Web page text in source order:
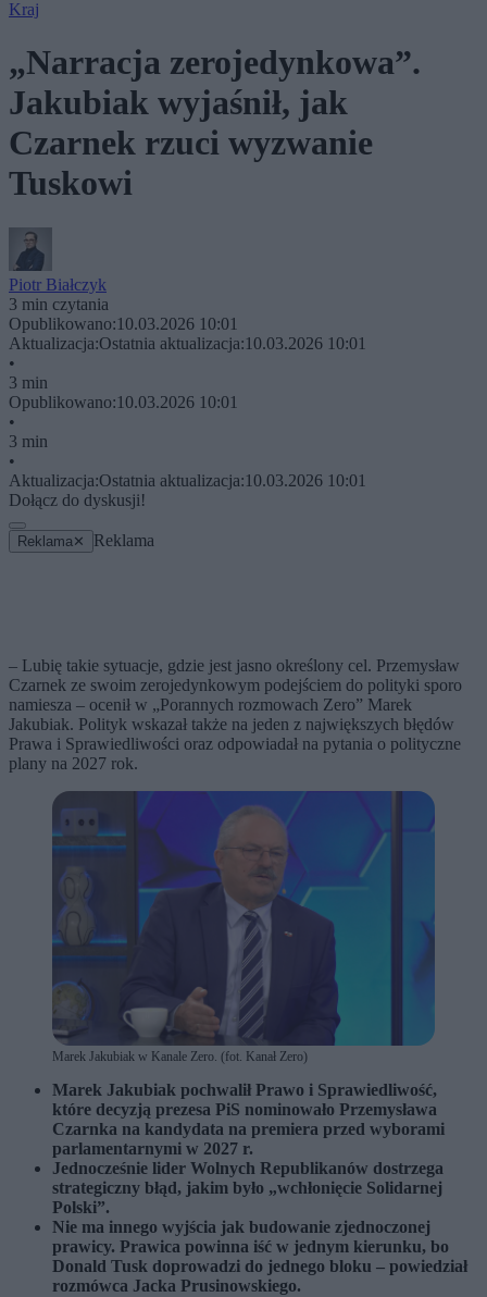
Kraj
„Narracja zerojedynkowa”.
Jakubiak wyjaśnił, jak
Czarnek rzuci wyzwanie
Tuskowi
Piotr Białczyk
3 min czytania
Opublikowano:10.03.2026 10:01
Aktualizacja:Ostatnia aktualizacja:10.03.2026 10:01
•
3 min
Opublikowano:10.03.2026 10:01
•
3 min
•
Aktualizacja:Ostatnia aktualizacja:10.03.2026 10:01
Dołącz do dyskusji!
Reklama ✕ Reklama
– Lubię takie sytuacje, gdzie jest jasno określony cel. Przemysław
Czarnek ze swoim zerojedynkowym podejściem do polityki sporo
namiesza – ocenił w „Porannych rozmowach Zero” Marek
Jakubiak. Polityk wskazał także na jeden z największych błędów
Prawa i Sprawiedliwości oraz odpowiadał na pytania o polityczne
plany na 2027 rok.
Marek Jakubiak w Kanale Zero. (fot. Kanał Zero)
Marek Jakubiak pochwalił Prawo i Sprawiedliwość,
które decyzją prezesa PiS nominowało Przemysława
Czarnka na kandydata na premiera przed wyborami
parlamentarnymi w 2027 r.
Jednocześnie lider Wolnych Republikanów dostrzega
strategiczny błąd, jakim było „wchłonięcie Solidarnej
Polski”.
Nie ma innego wyjścia jak budowanie zjednoczonej
prawicy. Prawica powinna iść w jednym kierunku, bo
Donald Tusk doprowadzi do jednego bloku – powiedział
rozmówca Jacka Prusinowskiego.